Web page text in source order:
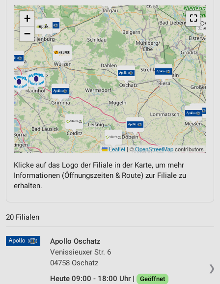
⛶
+
−
Leaflet | ©OpenStreetMapcontributors
Klicke auf das Logo der Filiale in der Karte, um mehr
Informationen (Öffnungszeiten & Route) zur Filiale zu
erhalten.
20 Filialen
❯
Apollo Oschatz
Venissieuxer Str. 6
04758 Oschatz
Heute 09:00 - 18:00 Uhr |
Geöffnet